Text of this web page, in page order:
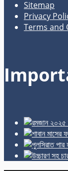
Sitemap
Privacy
Terms and